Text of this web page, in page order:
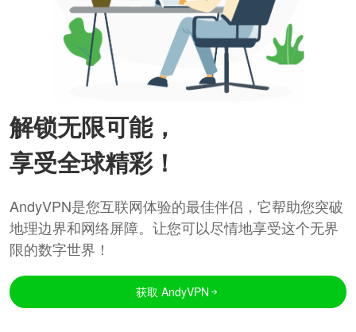
解锁无限可能，
享受全球精彩！
AndyVPN是您互联网体验的最佳伴侣，它帮助您突破
地理边界和网络屏障。让您可以尽情地享受这个无界
限的数字世界！
获取 AndyVPN